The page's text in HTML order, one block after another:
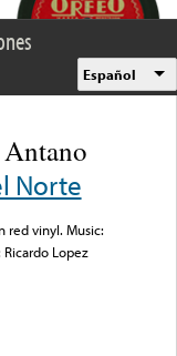
Español
Norte
red vinyl. Music:
Ricardo Lopez